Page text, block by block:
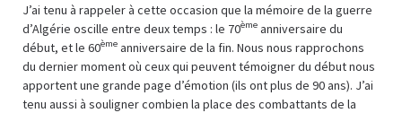
J’ai tenu à rappeler à cette occasion que la mémoire de la guerre
d’Algérie oscille entre deux temps : le 70ème anniversaire du
début, et le 60ème anniversaire de la fin. Nous nous rapprochons
du dernier moment où ceux qui peuvent témoigner du début nous
apportent une grande page d’émotion (ils ont plus de 90 ans). J’ai
tenu aussi à souligner combien la place des combattants de la